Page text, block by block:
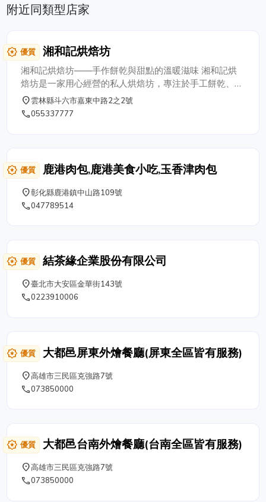
附近同類型店家
award_star 優質 湘和記烘焙坊
湘和記烘焙坊——手作餅乾與甜點的溫暖滋味 湘和記烘
焙坊是一家用心經營的私人烘焙坊，專注於手工餅乾、精
緻甜點與伴手禮。我們堅持選用優質食材，精心製作每一
份點心，讓每一口都充滿純粹的美好與家的溫度。 作為
自用兩相宜的伴手禮，湘和記始終秉持「用心烘焙，溫暖
傳遞」的理念，為您帶來樸實而幸福的甜蜜滋味。 歡迎
來到湘和記烘焙坊，與我們一同感受手作點心的美好！
place雲林縣斗六市嘉東中路2之2號
phone055337777
award_star 優質 鹿港肉包,鹿港美食小吃,玉香津肉包
place彰化縣鹿港鎮中山路109號
phone047789514
award_star 優質 結茶緣企業股份有限公司
place臺北市大安區金華街143號
phone0223910006
award_star 優質 大都邑屏東外燴餐廳(屏東全區皆有服務)
place高雄市三民區克強路7號
phone073850000
award_star 優質 大都邑台南外燴餐廳(台南全區皆有服務)
place高雄市三民區克強路7號
phone073850000